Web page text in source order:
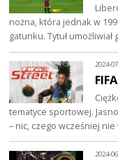
nożna, która jednak w
gatunku. Tytuł
2024-
tematyce sportowej.
– nic, czego wcześniej
2024-